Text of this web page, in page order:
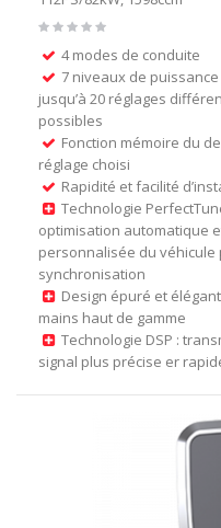
4 modes de conduite
7 niveaux de
jusqu’à 20 réglages
possibles
Fonction mémoire du
réglage choisi
Rapidité et facilité
Technologie
optimisation automatique
personnalisée du véhicule
synchronisation
Design épuré et
mains haut de gamme
Technologie DSP :
signal plus précise er